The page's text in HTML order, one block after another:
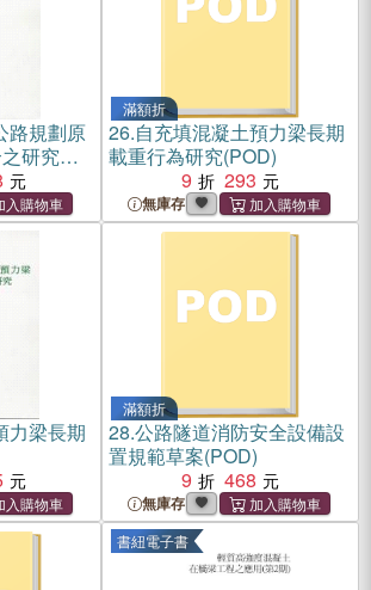
路規劃原
研究計
滿額折
26.自充填混凝土預力梁長期
載重行為研究(POD)
9
293
無庫存
力梁長期
滿額折
28.公路隧道消防安全設備設
置規範草案(POD)
9
468
無庫存
書紐電子書